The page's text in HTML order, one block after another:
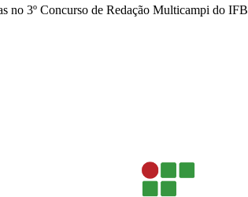
no 3º Concurso de Redação Multicampi do IFB